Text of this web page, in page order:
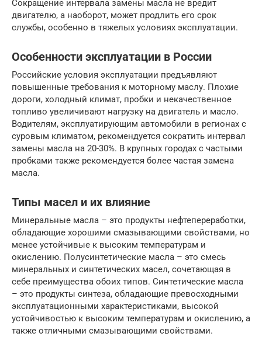
Сокращение интервала замены масла не вредит
двигателю, а наоборот, может продлить его срок
службы, особенно в тяжелых условиях эксплуатации.
Особенности эксплуатации в России
Российские условия эксплуатации предъявляют
повышенные требования к моторному маслу. Плохие
дороги, холодный климат, пробки и некачественное
топливо увеличивают нагрузку на двигатель и масло.
Водителям, эксплуатирующим автомобили в регионах с
суровым климатом, рекомендуется сократить интервал
замены масла на 20-30%. В крупных городах с частыми
пробками также рекомендуется более частая замена
масла.
Типы масел и их влияние
Минеральные масла – это продукты нефтепереработки,
обладающие хорошими смазывающими свойствами, но
менее устойчивые к высоким температурам и
окислению. Полусинтетические масла – это смесь
минеральных и синтетических масел, сочетающая в
себе преимущества обоих типов. Синтетические масла
– это продукты синтеза, обладающие превосходными
эксплуатационными характеристиками, высокой
устойчивостью к высоким температурам и окислению, а
также отличными смазывающими свойствами.